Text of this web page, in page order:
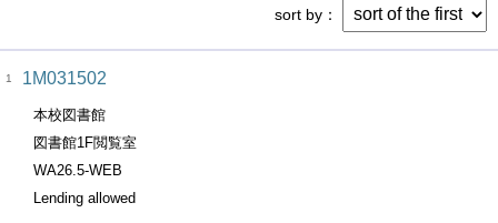
sort by
1 1M031502
本校図書館
図書館1F閲覧室
WA26.5-WEB
Lending allowed